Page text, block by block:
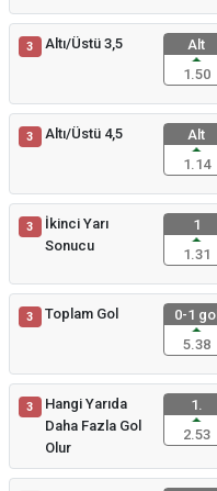
3 Altı/Üstü 3,5
Alt
1.50
3 Altı/Üstü 4,5
Alt
1.14
3
İkinci Yarı
Sonucu
1
1.31
3 Toplam Gol
0-1 gol
5.38
3
Hangi Yarıda
Daha Fazla Gol
Olur
1.
2.53